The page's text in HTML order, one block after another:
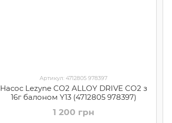
Артикул: 4712805 978397
Насос Lezyne CO2 ALLOY DRIVE CO2 з
16г балоном Y13 (4712805 978397)
1 200 грн